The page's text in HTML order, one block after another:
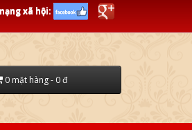
xã hội:
0 mặt hàng - 0 đ